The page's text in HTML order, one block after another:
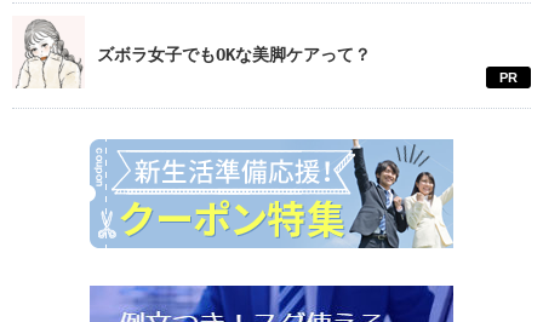
ズボラ女子でもOKな美脚ケアって？
PR